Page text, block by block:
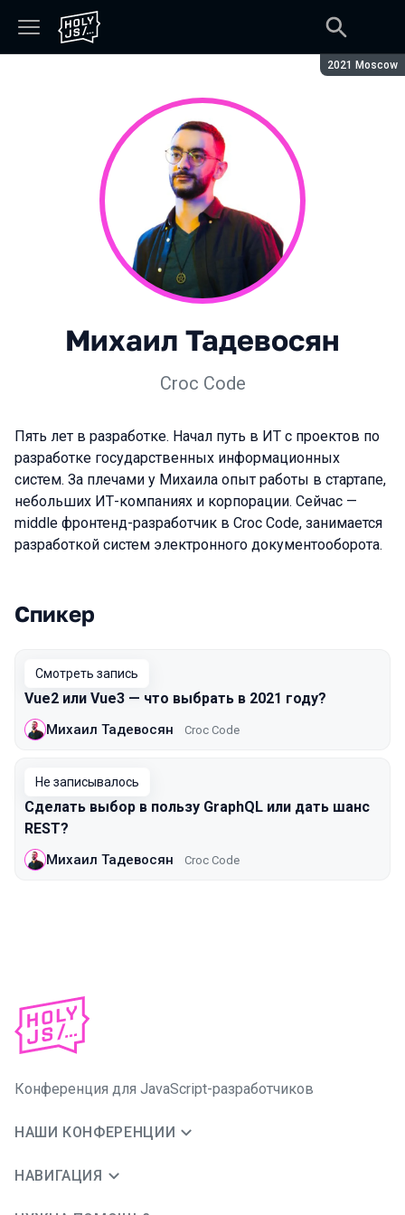
Сезон:
2021 Moscow
Михаил Тадевосян
Croc Code
Пять лет в разработке. Начал путь в ИТ с проектов по
разработке государственных информационных
систем. За плечами у Михаила опыт работы в стартапе,
небольших ИТ-компаниях и корпорации. Сейчас —
middle фронтенд-разработчик в Croc Code, занимается
разработкой систем электронного документооборота.
Выступления в сезоне 2021 Moscow
Спикер
Смотреть запись
Vue2 или Vue3 — что выбрать в 2021 году?
Михаил Тадевосян Croc Code
Не записывалось
Сделать выбор в пользу GraphQL или дать шанс
REST?
Михаил Тадевосян Croc Code
Конференция для JavaScript-разработчиков
НАШИ КОНФЕРЕНЦИИ
НАВИГАЦИЯ